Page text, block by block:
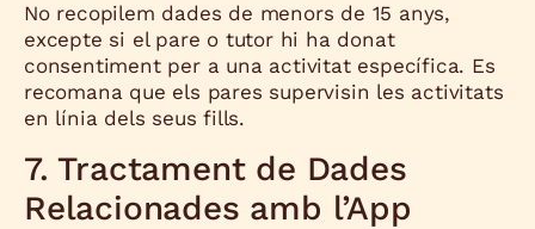
No recopilem dades de menors de 15 anys,
excepte si el pare o tutor hi ha donat
consentiment per a una activitat específica. Es
recomana que els pares supervisin les activitats
en línia dels seus fills.
7. Tractament de Dades
Relacionades amb l’App